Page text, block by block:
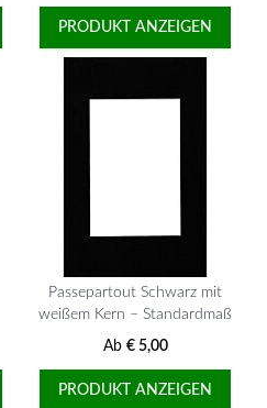
PRODUKT ANZEIGEN
Passepartout Schwarz mit
weißem Kern – Standardmaß
Ab € 5,00
PRODUKT ANZEIGEN